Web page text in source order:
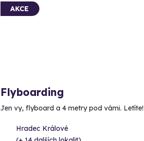
AKCE
Flyboarding
Jen vy, flyboard a 4 metry pod vámi. Letíte!
Hradec Králové